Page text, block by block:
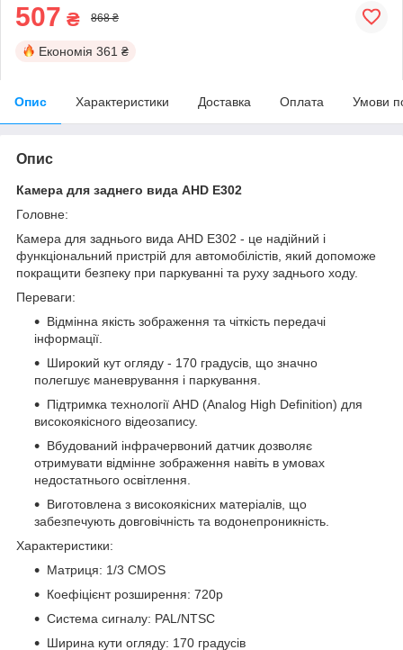
507 ₴ 868 ₴
Економія 361 ₴
Опис Характеристики Доставка Оплата Умови
Опис
Камера для заднего вида AHD E302
Головне:
Камера для заднього вида AHD E302 - це надійний і
функціональний пристрій для автомобілістів, який допоможе
покращити безпеку при паркуванні та руху заднього ходу.
Переваги:
Відмінна якість зображення та чіткість передачі
інформації.
Широкий кут огляду - 170 градусів, що значно
полегшує маневрування і паркування.
Підтримка технології AHD (Analog High Definition) для
високоякісного відеозапису.
Вбудований інфрачервоний датчик дозволяє
отримувати відмінне зображення навіть в умовах
недостатнього освітлення.
Виготовлена з високоякісних матеріалів, що
забезпечують довговічність та водонепроникність.
Характеристики:
Матриця: 1/3 CMOS
Коефіцієнт розширення: 720p
Система сигналу: PAL/NTSC
Ширина кути огляду: 170 градусів